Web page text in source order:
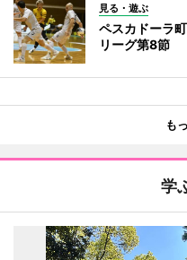
見る・遊ぶ
ペスカドーラ
リーグ第8節
も
学